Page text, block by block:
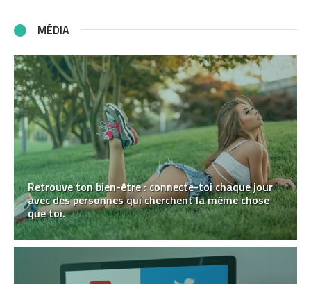
MÉDIA
Retrouve ton bien-être : connecte-toi chaque jour
avec des personnes qui cherchent la même chose
que toi.